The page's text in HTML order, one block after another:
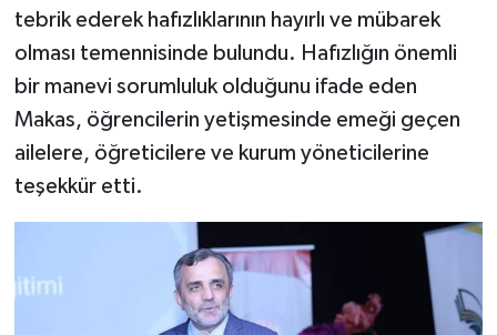
tebrik ederek hafızlıklarının hayırlı ve mübarek
olması temennisinde bulundu. Hafızlığın önemli
bir manevi sorumluluk olduğunu ifade eden
Makas, öğrencilerin yetişmesinde emeği geçen
ailelere, öğreticilere ve kurum yöneticilerine
teşekkür etti.
Gaziantep Müftülüğü
Giresun Müftülüğü
Gümüşhane Müftülüğü
Hakkari Müftülüğü
Hatay Müftülüğü